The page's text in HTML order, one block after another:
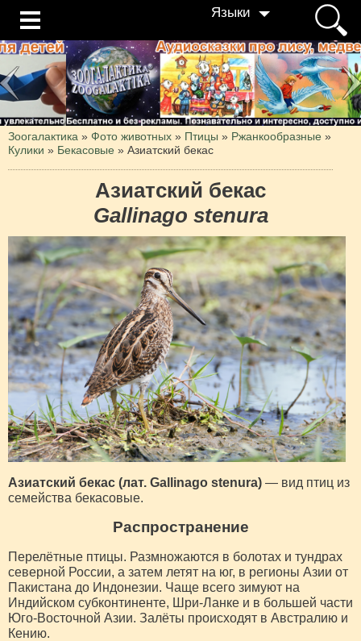
Языки
Зоогалактика » Фото животных » Птицы » Ржанкообразные »
Кулики » Бекасовые » Азиатский бекас
Азиатский бекас
Gallinago stenura
Азиатский бекас (лат. Gallinago stenura) — вид птиц из
семейства бекасовые.
Распространение
Перелётные птицы. Размножаются в болотах и тундрах
северной России, а затем летят на юг, в регионы Азии от
Пакистана до Индонезии. Чаще всего зимуют на
Индийском субконтиненте, Шри-Ланке и в большей части
Юго-Восточной Азии. Залёты происходят в Австралию и
Кению.